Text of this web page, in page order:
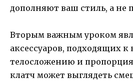
дополняют ваш стиль, а не
Вторым важным уроком
аксессуаров, подходящих к
телосложению и
клатч может выглядеть